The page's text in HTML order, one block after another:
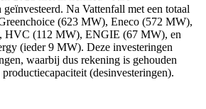
Na Vattenfall met een totaal
(623 MW), Eneco (572 MW),
HVC (112 MW), ENGIE (67 MW), en
(ieder 9 MW). Deze investeringen
waarbij dus rekening is gehouden
(desinvesteringen).